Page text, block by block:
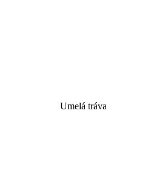
Umelá tráva